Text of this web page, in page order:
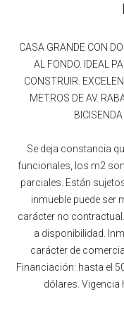
CASA GRANDE CON
AL FONDO. IDEAL
CONSTRUIR.
METROS DE AV.
Se deja constancia
funcionales, los m2
parciales. Están
inmueble puede ser
carácter no
a disponibilidad.
carácter de
Financiación: hasta el
dólares.